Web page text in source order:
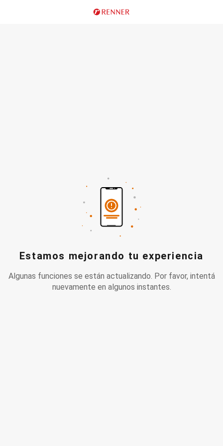
Estamos mejorando tu experiencia
Algunas funciones se están actualizando. Por favor, intentá
nuevamente en algunos instantes.